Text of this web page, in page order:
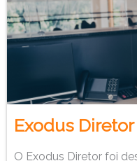
Exodus Diretor
O Exodus Diretor foi